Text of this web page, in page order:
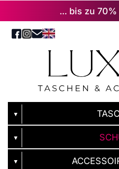
... bis zu
▼
▼
▼